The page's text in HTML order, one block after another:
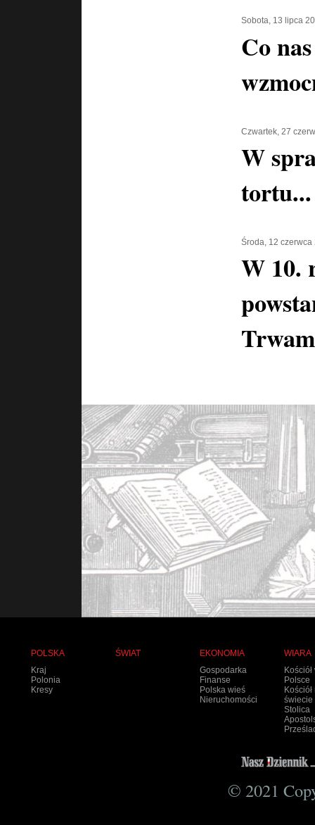
Sobota, 13 lipca
Co
Czwartek, 27
W
tortu...
Środa, 12 czerwca
W 10.
Trwam
POLSKA
Kraj
Polonia
Kresy
ŚWIAT
EKONOMIA
Gospodarka
Finanse
Polska wieś
Nieruchomości
WIARA
Kościół
Polsce
Kościół
świecie
Stolica
© 2021